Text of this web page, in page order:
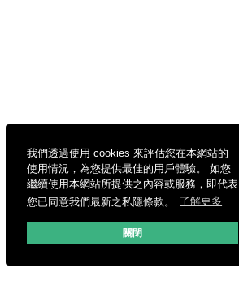
我們透過使用 cookies 來評估您在本網站的
使用情況，為您提供最佳的用戶體驗。 如您
繼續使用本網站所提供之內容或服務，即代表
您已同意我們最新之私隱條款。
了解更多
關閉